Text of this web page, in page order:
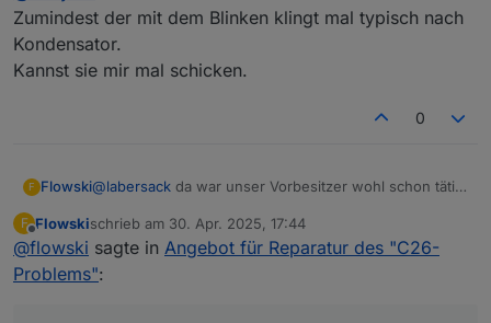
Unterputzmontage
2
Sw2-PB-
2fach,
F
0
F
gemacht wird). Beim zweiten Schalter blinkt die LED
Zumindest der mit dem Blinken klingt mal typisch nach
Kondensator.
Kannst sie mir mal schicken.
0
F Flowski@labersack da war unser Vorbesitzer wohl schon tätig
🫶 vielen Dank und noch ein schönes Osterfest.
Werde dir etwas über die Wunschliste zukommen
lassen 😀
F
Offline
Flowskischrieb am 30. Apr. 2025, 17:44
zuletzt editiert von
@flowski sagte in Angebot für Reparatur des "C26-
Problems":